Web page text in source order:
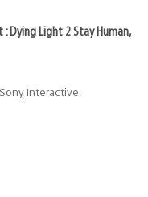
Dying Light 2 Stay Human,
Interactive